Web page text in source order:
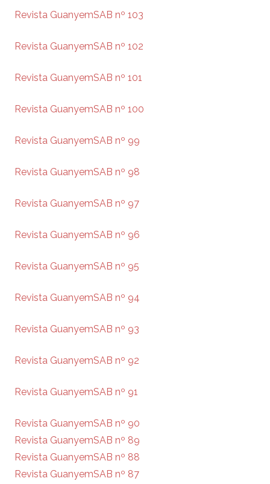
Revista GuanyemSAB nº 103
Revista GuanyemSAB nº 102
Revista GuanyemSAB nº 101
Revista GuanyemSAB nº 100
Revista GuanyemSAB nº 99
Revista GuanyemSAB nº 98
Revista GuanyemSAB nº 97
Revista GuanyemSAB nº 96
Revista GuanyemSAB nº 95
Revista GuanyemSAB nº 94
Revista GuanyemSAB nº 93
Revista GuanyemSAB nº 92
Revista GuanyemSAB nº 91
Revista GuanyemSAB nº 90
Revista GuanyemSAB nº 89
Revista GuanyemSAB nº 88
Revista GuanyemSAB nº 87